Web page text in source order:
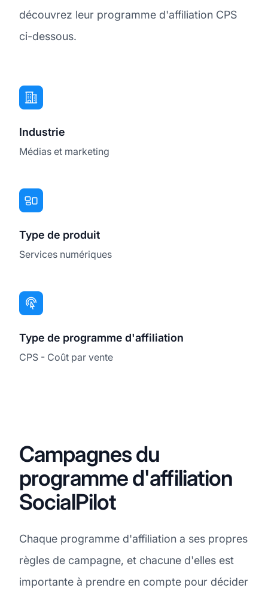
découvrez leur programme d'affiliation CPS
ci-dessous.
Industrie
Médias et marketing
Type de produit
Services numériques
Type de programme d'affiliation
CPS - Coût par vente
Campagnes du
programme d'affiliation
SocialPilot
Chaque programme d'affiliation a ses propres
règles de campagne, et chacune d'elles est
importante à prendre en compte pour décider